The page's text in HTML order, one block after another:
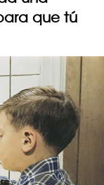
que tú